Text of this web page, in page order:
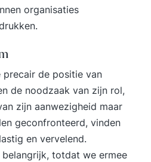
organisaties
de positie van
de noodzaak van zijn rol,
zijn aanwezigheid maar
geconfronteerd, vinden
en vervelend.
totdat we ermee